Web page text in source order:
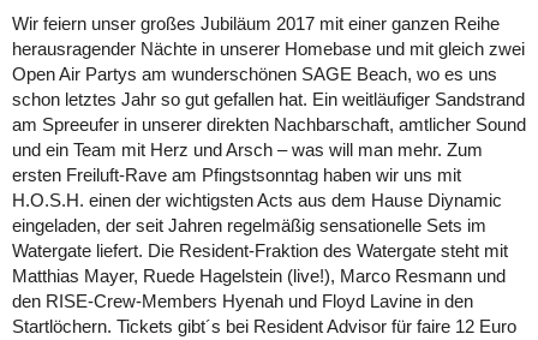
Wir feiern unser großes Jubiläum 2017 mit einer ganzen Reihe
herausragender Nächte in unserer Homebase und mit gleich zwei
Open Air Partys am wunderschönen SAGE Beach, wo es uns
schon letztes Jahr so gut gefallen hat. Ein weitläufiger Sandstrand
am Spreeufer in unserer direkten Nachbarschaft, amtlicher Sound
und ein Team mit Herz und Arsch – was will man mehr. Zum
ersten Freiluft-Rave am Pfingstsonntag haben wir uns mit
H.O.S.H. einen der wichtigsten Acts aus dem Hause Diynamic
eingeladen, der seit Jahren regelmäßig sensationelle Sets im
Watergate liefert. Die Resident-Fraktion des Watergate steht mit
Matthias Mayer, Ruede Hagelstein (live!), Marco Resmann und
den RISE-Crew-Members Hyenah und Floyd Lavine in den
Startlöchern. Tickets gibt´s bei Resident Advisor für faire 12 Euro